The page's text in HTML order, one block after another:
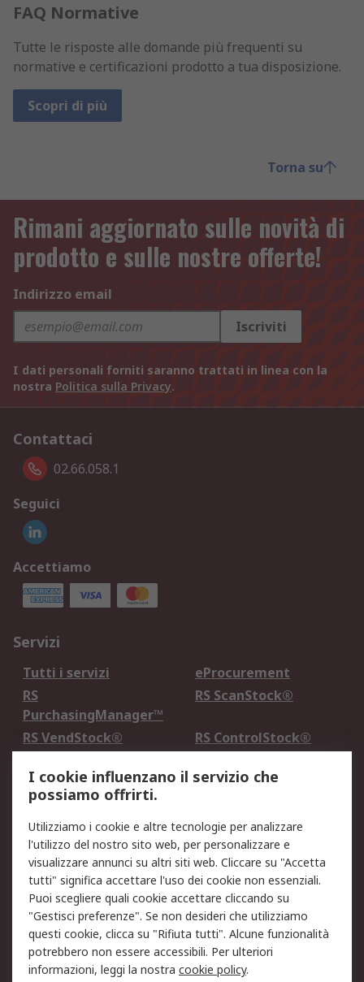
FAQ Normative
Tutte le risposte alle domande più frequenti su
normative e certificazioni prodotto a tua disposizione.
Scopri di più
Torna su
Rimani aggiornato sulle novità di
prodotto e sulle nostre offerte!
Indirizzo email
Iscriviti
I dati personali forniti saranno trattati in linea con la
nostra Politica sulla Privacy.
Contattaci
02.66.058.1
Seguici
Accettiamo
Servizi
Tutti i servizi
eProcurement
RS
PurchasingManager™
RS ScanStock®
RS VendStock®
RS ControlStock®
Legale
Informativa Cookie
Informativa Privacy -
Aggiornata
Email Security
Termini d'uso
Condizioni di vendita
Condizioni generali di
servizio
Etica e responsabilità
I cookie influenzano il servizio che
possiamo offrirti.
Utilizziamo i cookie e altre tecnologie per analizzare
l'utilizzo del nostro sito web, per personalizzare e
visualizzare annunci su altri siti web. Cliccare su "Accetta
tutti" significa accettare l'uso dei cookie non essenziali.
Puoi scegliere quali cookie accettare cliccando su
"Gestisci preferenze". Se non desideri che utilizziamo
questi cookie, clicca su "Rifiuta tutti". Alcune funzionalità
potrebbero non essere accessibili. Per ulteriori
informazioni, leggi la nostra cookie policy.